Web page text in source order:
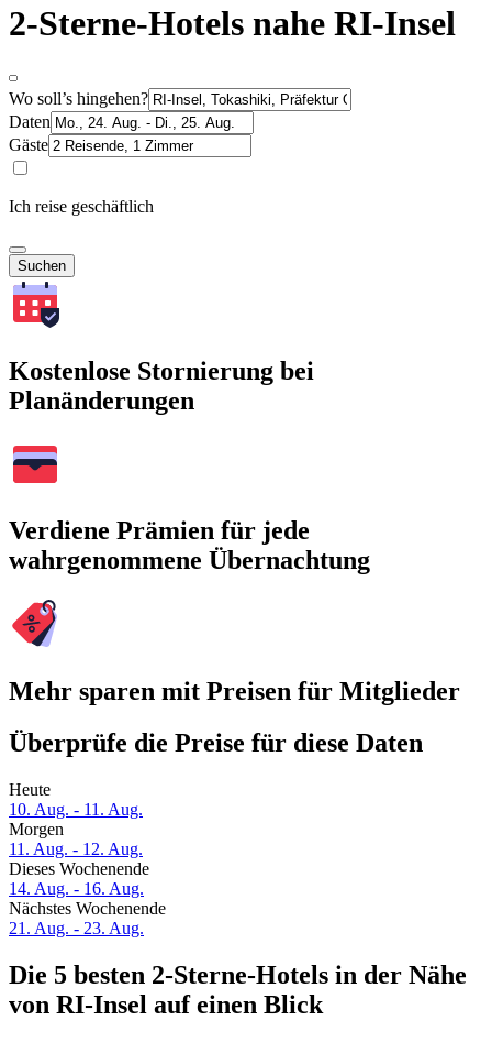
2-Sterne-Hotels nahe RI-Insel
Wo soll’s hingehen?
Daten
Gäste
Ich reise geschäftlich
Suchen
Kostenlose Stornierung bei
Planänderungen
Verdiene Prämien für jede
wahrgenommene Übernachtung
Mehr sparen mit Preisen für Mitglieder
Überprüfe die Preise für diese Daten
Heute
10. Aug. - 11. Aug.
Morgen
11. Aug. - 12. Aug.
Dieses Wochenende
14. Aug. - 16. Aug.
Nächstes Wochenende
21. Aug. - 23. Aug.
Die 5 besten 2-Sterne-Hotels in der Nähe
von RI-Insel auf einen Blick